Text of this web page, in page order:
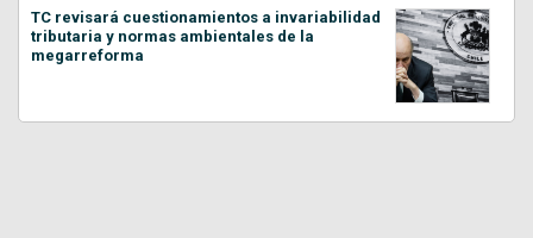
TC revisará cuestionamientos a invariabilidad
tributaria y normas ambientales de la
megarreforma